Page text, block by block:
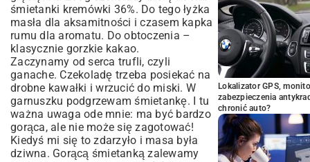
śmietanki kremówki 36%. Do tego łyżka
masła dla aksamitności i czasem kapka
rumu dla aromatu. Do obtoczenia –
klasycznie gorzkie kakao.
Zaczynamy od serca trufli, czyli
ganache. Czekoladę trzeba posiekać na
drobne kawałki i wrzucić do miski. W
garnuszku podgrzewam śmietankę. I tu
ważna uwaga ode mnie: ma być bardzo
gorąca, ale nie może się zagotować!
Kiedyś mi się to zdarzyło i masa była
dziwna. Gorącą śmietanką zalewamy
Lokalizator GPS,
zabezpieczenia
chronić auto?